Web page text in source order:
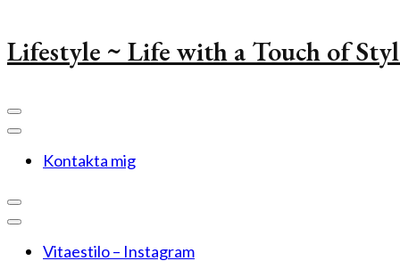
Lifestyle ~ Life with a Touch of
Kontakta mig
Vitaestilo – Instagram